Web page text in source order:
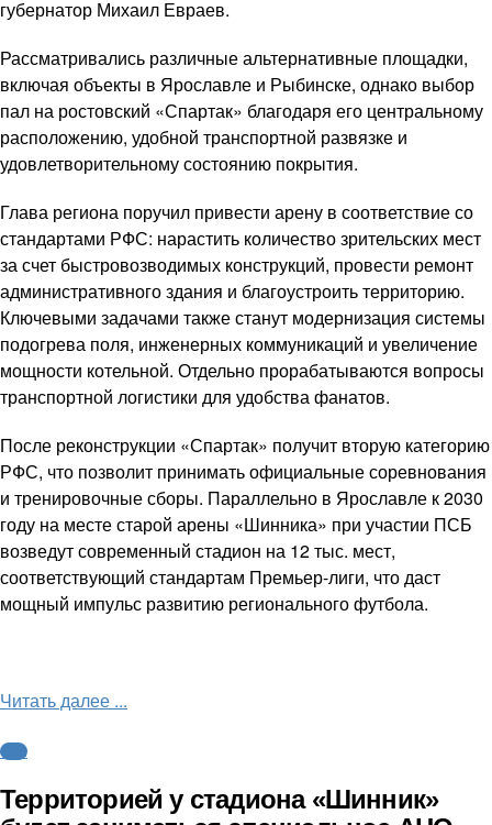
губернатор Михаил Евраев.
Рассматривались различные альтернативные площадки,
включая объекты в Ярославле и Рыбинске, однако выбор
пал на ростовский «Спартак» благодаря его центральному
расположению, удобной транспортной развязке и
удовлетворительному состоянию покрытия.
Глава региона поручил привести арену в соответствие со
стандартами РФС: нарастить количество зрительских мест
за счет быстровозводимых конструкций, провести ремонт
административного здания и благоустроить территорию.
Ключевыми задачами также станут модернизация системы
подогрева поля, инженерных коммуникаций и увеличение
мощности котельной. Отдельно прорабатываются вопросы
транспортной логистики для удобства фанатов.
После реконструкции «Спартак» получит вторую категорию
РФС, что позволит принимать официальные соревнования
и тренировочные сборы. Параллельно в Ярославле к 2030
году на месте старой арены «Шинника» при участии ПСБ
возведут современный стадион на 12 тыс. мест,
соответствующий стандартам Премьер-лиги, что даст
мощный импульс развитию регионального футбола.
Читать далее ...
ФНЛ
Территорией у стадиона «Шинник»